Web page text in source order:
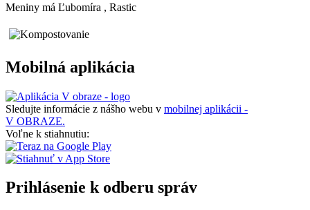
Meniny má Ľubomíra , Rastic
Mobilná aplikácia
Sledujte informácie z nášho webu v mobilnej aplikácii -
V OBRAZE.
Voľne k stiahnutiu:
Prihlásenie k odberu správ